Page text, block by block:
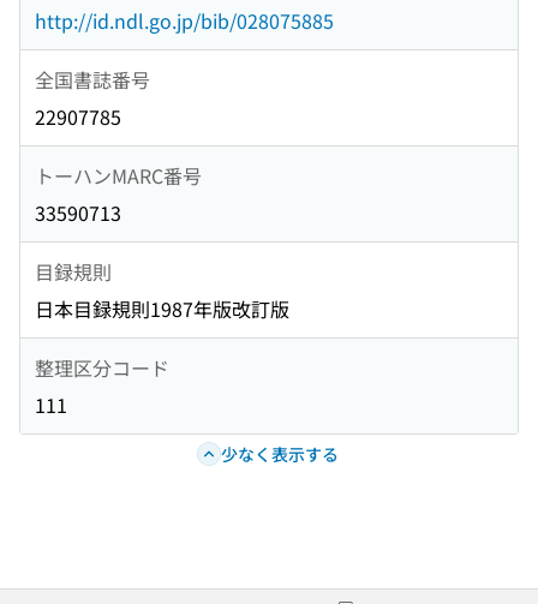
http://id.ndl.go.jp/bib/028075885
全国書誌番号
22907785
トーハンMARC番号
33590713
目録規則
日本目録規則1987年版改訂版
整理区分コード
111
少なく表示する